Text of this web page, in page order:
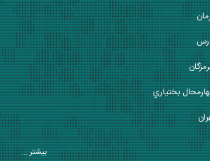
بختياري
بیشتر ...